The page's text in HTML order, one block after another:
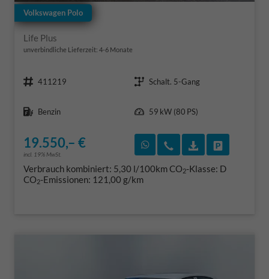
Volkswagen Polo
Life Plus
unverbindliche Lieferzeit: 4-6 Monate
411219
Schalt. 5-Gang
Benzin
59 kW (80 PS)
19.550,– €
incl. 19% MwSt.
Rückruf vereinbaren
Wir rufen Sie an
Verbrauch kombiniert: 5,30 l/100kmCO2-Klasse: D
CO2-Emissionen: 121,00 g/km